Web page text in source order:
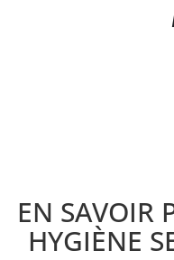
EN SAVOIR
HYGIÈNE